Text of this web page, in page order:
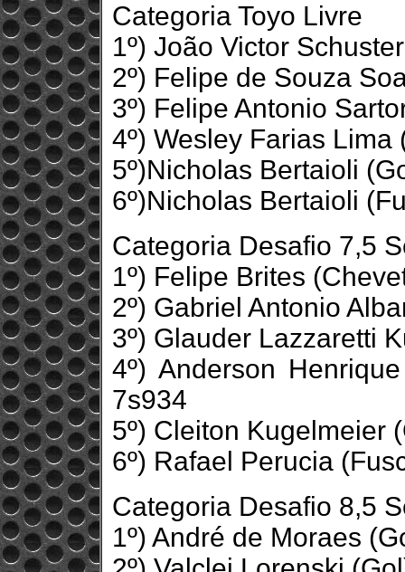
Categoria Toyo Livre
1º) João Victor
2º) Felipe de Souza
3º) Felipe Antonio
4º) Wesley Farias Lima
5º)Nicholas Bertaioli
6º)Nicholas Bertaioli
Categoria Desafio 7,5
1º) Felipe Brites
2º) Gabriel Antonio
3º) Glauder Lazzaretti
4º) Anderson
7s934
5º) Cleiton Kugelmeier
6º) Rafael Perucia
Categoria Desafio 8,5
1º) André de Moraes